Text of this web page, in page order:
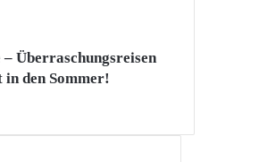
– Überraschungsreisen
den Sommer!